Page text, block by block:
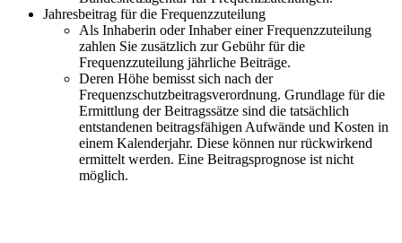
Jahresbeitrag für die Frequenzzuteilung
Als Inhaberin oder Inhaber einer Frequenzzuteilung
zahlen Sie zusätzlich zur Gebühr für die
Frequenzzuteilung jährliche Beiträge.
Deren Höhe bemisst sich nach der
Frequenzschutzbeitragsverordnung. Grundlage für die
Ermittlung der Beitragssätze sind die tatsächlich
entstandenen beitragsfähigen Aufwände und Kosten in
einem Kalenderjahr. Diese können nur rückwirkend
ermittelt werden. Eine Beitragsprognose ist nicht
möglich.